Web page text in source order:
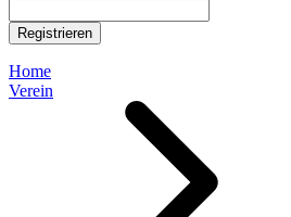
Registrieren
Home
Verein